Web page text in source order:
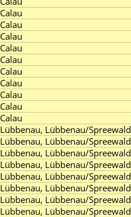
Calau
Calau
Calau
Calau
Calau
Calau
Calau
Calau
Calau
Calau
Lübbenau, Lübbenau/Spreewald
Lübbenau, Lübbenau/Spreewald
Lübbenau, Lübbenau/Spreewald
Lübbenau, Lübbenau/Spreewald
Lübbenau, Lübbenau/Spreewald
Lübbenau, Lübbenau/Spreewald
Lübbenau, Lübbenau/Spreewald
Lübbenau, Lübbenau/Spreewald